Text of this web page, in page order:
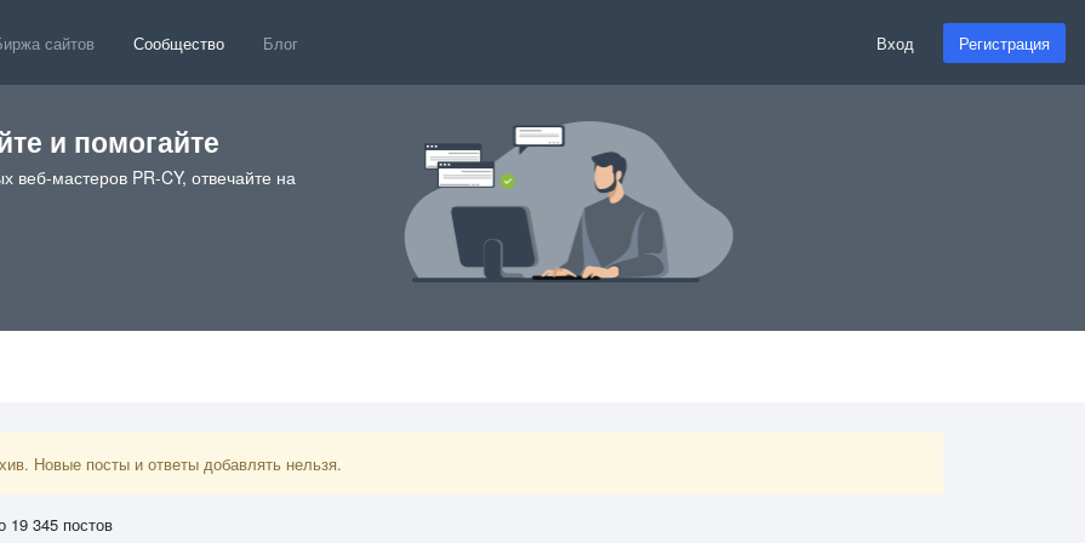
сайтов Сообщество Блог Вход Регистрация
и помогайте
веб-мастеров PR-CY, отвечайте на
Новые посты и ответы добавлять нельзя.
19 345 постов